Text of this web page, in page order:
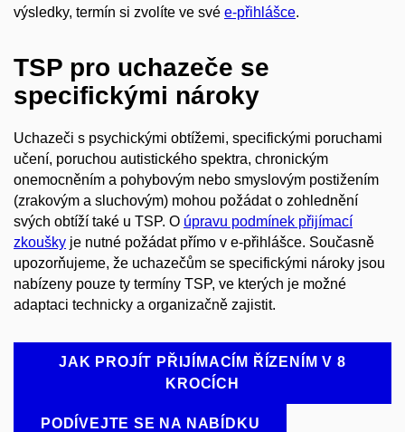
výsledky, termín si zvolíte ve své e-přihlášce.
TSP pro uchazeče se
specifickými nároky
Uchazeči s psychickými obtížemi, specifickými poruchami
učení, poruchou autistického spektra, chronickým
onemocněním a pohybovým nebo smyslovým postižením
(zrakovým a sluchovým) mohou požádat o zohlednění
svých obtíží také u TSP. O úpravu podmínek přijímací
zkoušky je nutné požádat přímo v e-přihlášce. Současně
upozorňujeme, že uchazečům se specifickými nároky jsou
nabízeny pouze ty termíny TSP, ve kterých je možné
adaptaci technicky a organizačně zajistit.
JAK PROJÍT PŘIJÍMACÍM ŘÍZENÍM V 8
KROCÍCH
PODÍVEJTE SE NA NABÍDKU